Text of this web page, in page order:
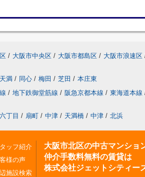
/ 大阪市中央区 / 大阪市都島区 / 大阪市浪速区
満 / 同心 / 梅田 / 芝田 / 本庄東
/ 地下鉄御堂筋線 / 阪急京都本線 / 東海道本線
丁目 / 扇町 / 中津 / 天満橋 / 中津 / 北浜
ッフ紹介
様の声
施設検索
大阪市北区の中古マンショ
仲介手数料無料の賃貸は
株式会社ジェットシティー